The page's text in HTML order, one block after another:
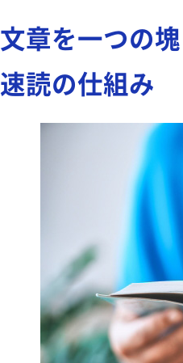
文章を一つの
速読の仕組み